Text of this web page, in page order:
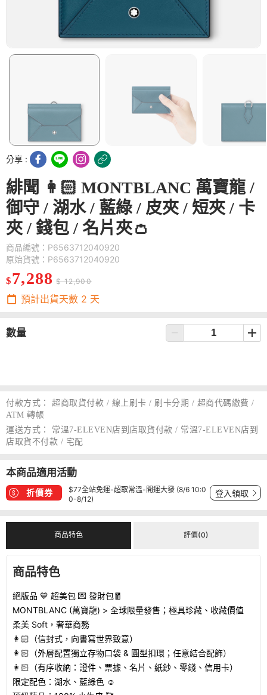
分享 :
緋聞 👩🏻 MONTBLANC 萬寶龍 /
御守 / 湖水 / 藍綠 / 皮夾 / 短夾 / 卡
夾 / 錢包 / 名片夾👛
商品編號：P6563712040920
原始貨號：P6563712040920
$7,288 $ 12,900
預計出貨天數 2 天
數量
付款方式：
超商取貨付款 / 線上刷卡 / 刷卡分期 / 超商代碼繳費 /
ATM 轉帳
運送方式：
常溫7-ELEVEN店到店取貨付款 / 常溫7-ELEVEN店到
店取貨不付款 / 宅配
本商品適用活動
折價券
$77全站免運-超取常溫-開運大發 (8/6 10:0
0-8/12)
登入領取
商品特色 評價(0)
商品特色
絕版品 💙 超美包 💌 發財包🧧
MONTBLANC (萬寶龍) > 全球限量發售；極具珍藏、收藏價值
柔美 Soft，奢華商務
👩🏻（信封式，向書寫世界致意）
👩🏻（外層配置獨立存物口袋 & 圓型扣環；任意結合配飾）
👩🏻（有序收納：證件、票據、名片、紙鈔、零錢、信用卡）
限定配色：湖水、藍綠色 ☺️